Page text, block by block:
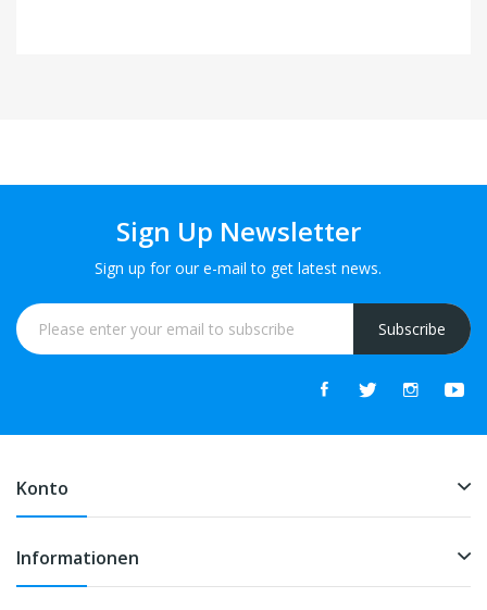
Sign Up Newsletter
Sign up for our e-mail to get latest news.
Subscribe
Konto
Informationen